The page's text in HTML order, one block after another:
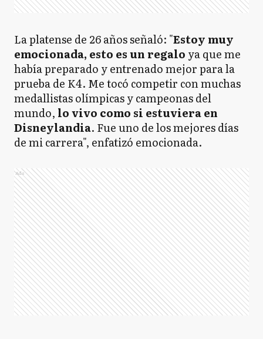
La platense de 26 años señaló: "Estoy muy
emocionada, esto es un regalo ya que me
había preparado y entrenado mejor para la
prueba de K4. Me tocó competir con muchas
medallistas olímpicas y campeonas del
mundo, lo vivo como si estuviera en
Disneylandia. Fue uno de los mejores días
de mi carrera", enfatizó emocionada.
Ads